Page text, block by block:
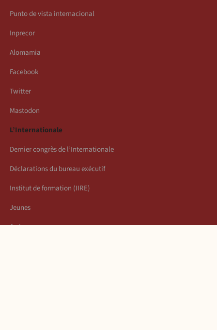
Punto de vista internacional
Inprecor
Alomamia
Facebook
Twitter
Mastodon
L’Internationale
Dernier congrès de l’Internationale
Déclarations du bureau exécutif
Institut de formation (IIRE)
Jeunes
Auteurs